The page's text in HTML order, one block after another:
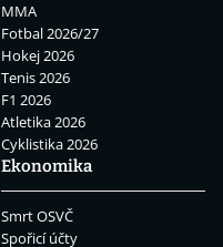
MMA
Fotbal 2026/27
Hokej 2026
Tenis 2026
F1 2026
Atletika 2026
Cyklistika 2026
Ekonomika
Smrt OSVČ
Spořicí účty